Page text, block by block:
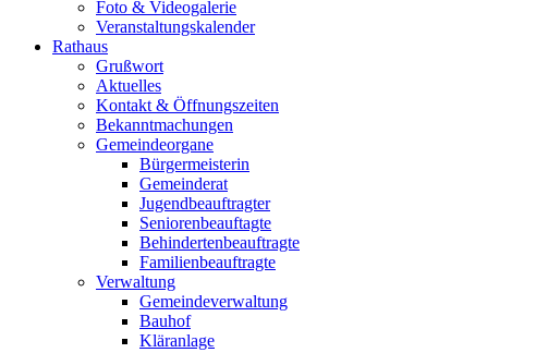
Foto & Videogalerie
Veranstaltungskalender
Rathaus
Grußwort
Aktuelles
Kontakt & Öffnungszeiten
Bekanntmachungen
Gemeindeorgane
Bürgermeisterin
Gemeinderat
Jugendbeauftragter
Seniorenbeauftagte
Behindertenbeauftragte
Familienbeauftragte
Verwaltung
Gemeindeverwaltung
Bauhof
Kläranlage